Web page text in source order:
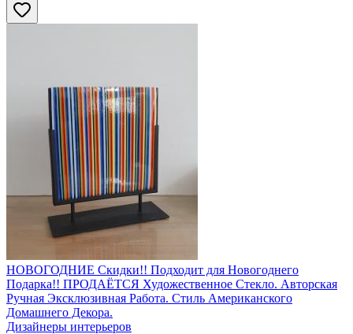
НОВОГОДНИЕ Скидки!! Подходит для Новогоднего
Подарка!! ПРОДАЁТСЯ Художественное Стекло. Авторская
Ручная Эксклюзивная Работа. Стиль Американского
Домашнего Декора.
Дизайнеры интерьеров